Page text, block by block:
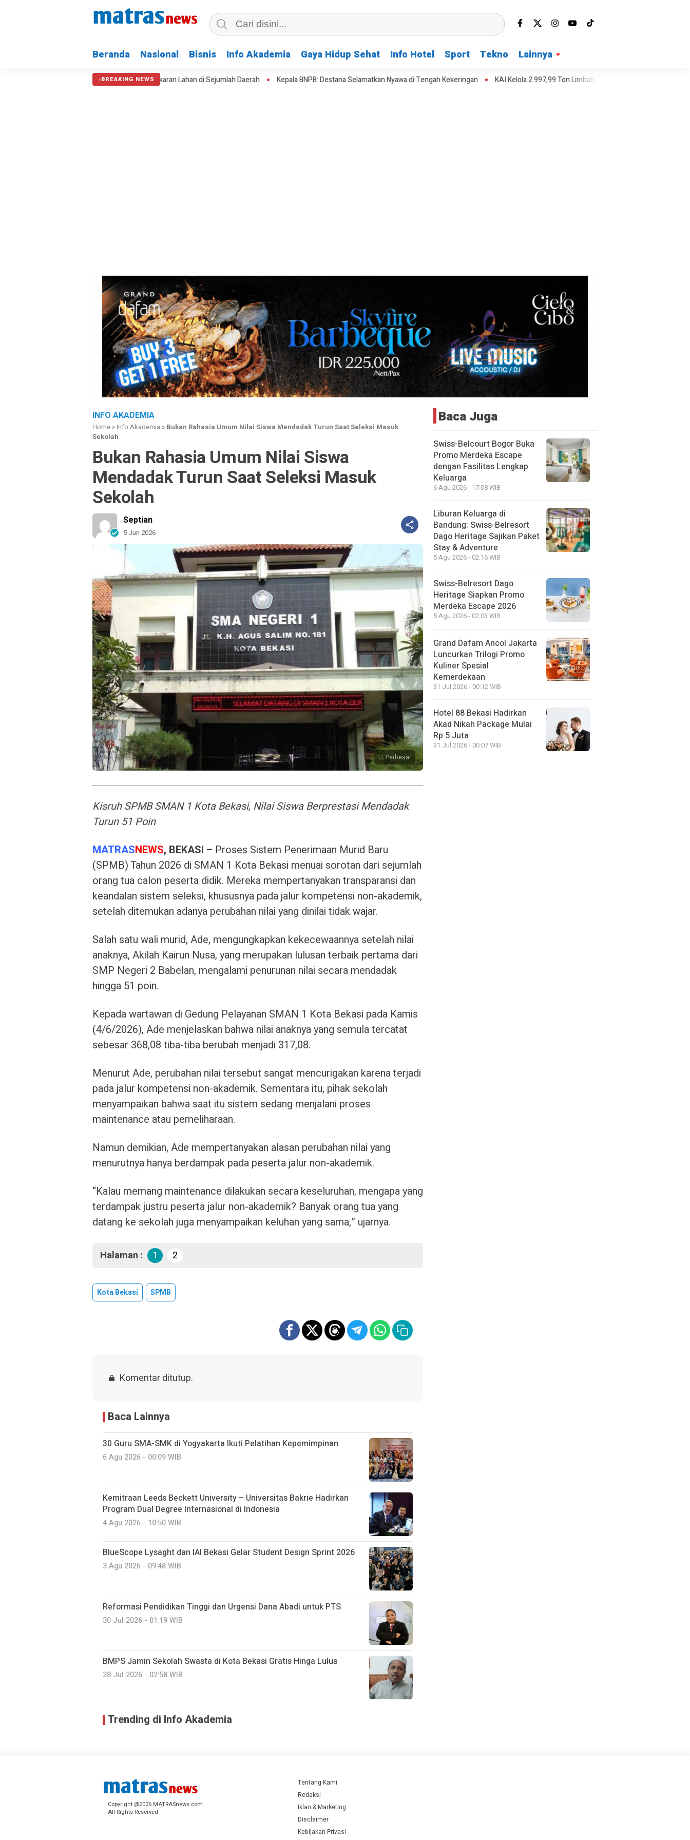
Beranda Nasional Bisnis Info Akademia Gaya Hidup Sehat Info Hotel Sport Tekno Lainnya
BREAKING NEWS
Kemarau Perparah Krisis Air dan Kebakaran Lahan di Sejumlah Daerah Kepala BNPB: Destana Selamatkan Nyawa di Tengah Kekeringan KAI Kelola 2.997,99 Ton Limbah, Perkuat Ekonomi Sirkular
INFO AKADEMIA
Home »Info Akademia » Bukan Rahasia Umum Nilai Siswa Mendadak Turun Saat Seleksi Masuk
Sekolah
Bukan Rahasia Umum Nilai Siswa
Mendadak Turun Saat Seleksi Masuk
Sekolah
Septian
5 Jun 2026
Perbesar
Kisruh SPMB SMAN 1 Kota Bekasi, Nilai Siswa Berprestasi Mendadak
Turun 51 Poin
MATRASNEWS, BEKASI – Proses Sistem Penerimaan Murid Baru
(SPMB) Tahun 2026 di SMAN 1 Kota Bekasi menuai sorotan dari sejumlah
orang tua calon peserta didik. Mereka mempertanyakan transparansi dan
keandalan sistem seleksi, khususnya pada jalur kompetensi non-akademik,
setelah ditemukan adanya perubahan nilai yang dinilai tidak wajar.
Salah satu wali murid, Ade, mengungkapkan kekecewaannya setelah nilai
anaknya, Akilah Kairun Nusa, yang merupakan lulusan terbaik pertama dari
SMP Negeri 2 Babelan, mengalami penurunan nilai secara mendadak
hingga 51 poin.
Kepada wartawan di Gedung Pelayanan SMAN 1 Kota Bekasi pada Kamis
(4/6/2026), Ade menjelaskan bahwa nilai anaknya yang semula tercatat
sebesar 368,08 tiba-tiba berubah menjadi 317,08.
Menurut Ade, perubahan nilai tersebut sangat mencurigakan karena terjadi
pada jalur kompetensi non-akademik. Sementara itu, pihak sekolah
menyampaikan bahwa saat itu sistem sedang menjalani proses
maintenance atau pemeliharaan.
Namun demikian, Ade mempertanyakan alasan perubahan nilai yang
menurutnya hanya berdampak pada peserta jalur non-akademik.
“Kalau memang maintenance dilakukan secara keseluruhan, mengapa yang
terdampak justru peserta jalur non-akademik? Banyak orang tua yang
datang ke sekolah juga menyampaikan keluhan yang sama,” ujarnya.
Halaman : 1 2
Kota Bekasi SPMB
Komentar ditutup.
Baca Lainnya
30 Guru SMA-SMK di Yogyakarta Ikuti Pelatihan Kepemimpinan
6 Agu 2026 - 00:09 WIB
Kemitraan Leeds Beckett University – Universitas Bakrie Hadirkan
Program Dual Degree Internasional di Indonesia
4 Agu 2026 - 10:50 WIB
BlueScope Lysaght dan IAI Bekasi Gelar Student Design Sprint 2026
3 Agu 2026 - 09:48 WIB
Reformasi Pendidikan Tinggi dan Urgensi Dana Abadi untuk PTS
30 Jul 2026 - 01:19 WIB
BMPS Jamin Sekolah Swasta di Kota Bekasi Gratis Hinga Lulus
28 Jul 2026 - 02:58 WIB
Trending di Info Akademia
Baca Juga
Swiss-Belcourt Bogor Buka
Promo Merdeka Escape
dengan Fasilitas Lengkap
Keluarga
6 Agu 2026 - 17:08 WIB
Liburan Keluarga di
Bandung: Swiss-Belresort
Dago Heritage Sajikan Paket
Stay & Adventure
5 Agu 2026 - 02:16 WIB
Swiss-Belresort Dago
Heritage Siapkan Promo
Merdeka Escape 2026
5 Agu 2026 - 02:03 WIB
Grand Dafam Ancol Jakarta
Luncurkan Trilogi Promo
Kuliner Spesial
Kemerdekaan
31 Jul 2026 - 00:12 WIB
Hotel 88 Bekasi Hadirkan
Akad Nikah Package Mulai
Rp 5 Juta
31 Jul 2026 - 00:07 WIB
Copyright @2026 MATRASnews.com
All Rights Reserved
Tentang Kami
Redaksi
Iklan & Marketing
Disclaimer
Kebijakan Privasi